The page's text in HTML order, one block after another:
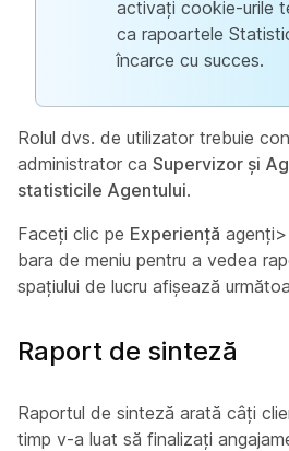
activați cookie-urile
ca rapoartele
încarce cu succes.
Rolul dvs. de utilizator trebuie
administrator ca Supervizor și
statisticile Agentului.
Faceți clic pe Experiență agenți>
bara de meniu pentru a vedea
spațiului de lucru afișează
Raport de sinteză
Raportul de sinteză arată câți
timp v-a luat să finalizați